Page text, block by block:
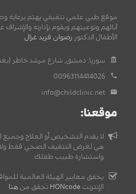
موقع طبي علمي تثقيفي يهتم برعاية
آبائهم وتوعيتهم ويقوم بإدارته
الأطفال الدكتور رضوان فريد غزال.
سوريا, دمشق, شارع مرشد خاطر
00963114414026
info@childclinic.net
موقعنا:
لا يقدم التشخيص أو العلاج وجميع
هي لغرض التثقيف الصحي فقط
واستشارة طبيب طفلك.
يحقق معايير الهيئة العالمية
الإنترنت HONcode تحقق من هنا